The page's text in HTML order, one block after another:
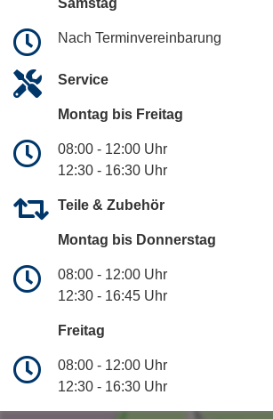
Nach Terminvereinbarung
Service
Montag bis Freitag
08:00 - 12:00 Uhr
12:30 - 16:30 Uhr
Teile & Zubehör
Montag bis Donnerstag
08:00 - 12:00 Uhr
12:30 - 16:45 Uhr
Freitag
08:00 - 12:00 Uhr
12:30 - 16:30 Uhr